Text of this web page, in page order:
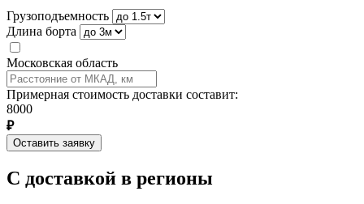
Грузоподъемность
Длина борта
Московская область
Примерная стоимость доставки составит:
8000
₽
Оставить заявку
С доставкой в регионы